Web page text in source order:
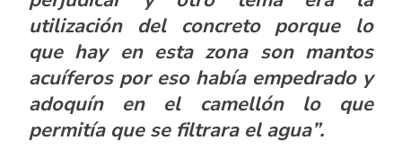
utilización del concreto porque lo
que hay en esta zona son mantos
acuíferos por eso había empedrado y
adoquín en el camellón lo que
permitía que se filtrara el agua”.